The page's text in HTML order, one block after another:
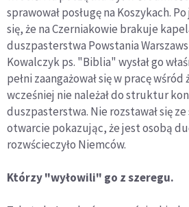
sprawował posługę na Koszykach.
się, że na Czerniakowie brakuje
duszpasterstwa Powstania
Kowalczyk ps. "Biblia" wysłał go
pełni zaangażował się w pracę wśród
wcześniej nie należał do struktur
duszpasterstwa. Nie rozstawał się
otwarcie pokazując, że jest osobą
rozwścieczyło Niemców.
Którzy "wyłowili" go z szeregu.